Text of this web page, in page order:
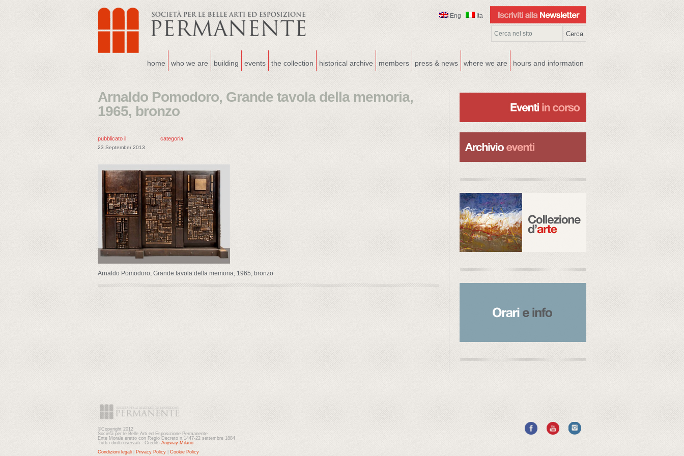
Eng Ita
home who we are building events the collection historical archive members press & news where we are hours and information
Arnaldo Pomodoro, Grande tavola della memoria,
1965, bronzo
pubblicato il
23 September 2013
categoria
Arnaldo Pomodoro, Grande tavola della memoria, 1965, bronzo
©Copyright 2012
Società per le Belle Arti ed Esposizione Permanente
Ente Morale eretto con Regio Decreto n.1447-22 settembre 1884
Tutti i diritti riservati - Credits Anyway Milano
Condizioni legali
Privacy Policy Cookie Policy